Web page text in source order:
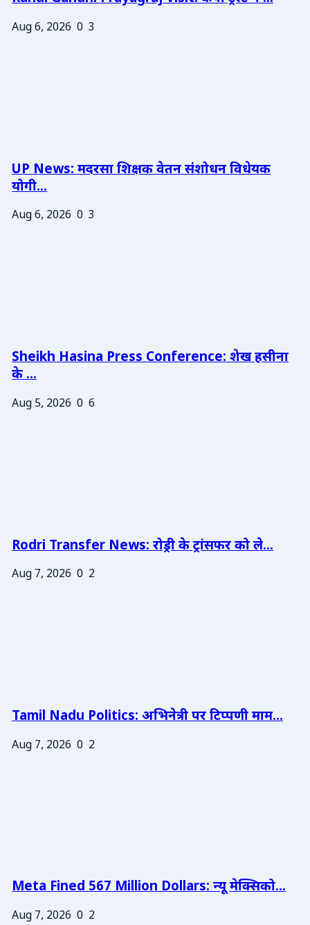
Aug 6, 2026 0 3
UP News: मदरसा शिक्षक वेतन संशोधन विधेयक
योगी...
Aug 6, 2026 0 3
Sheikh Hasina Press Conference: शेख हसीना
के ...
Aug 5, 2026 0 6
Rodri Transfer News: रोड्री के ट्रांसफर को ले...
Aug 7, 2026 0 2
Tamil Nadu Politics: अभिनेत्री पर टिप्पणी माम...
Aug 7, 2026 0 2
Meta Fined 567 Million Dollars: न्यू मेक्सिको...
Aug 7, 2026 0 2